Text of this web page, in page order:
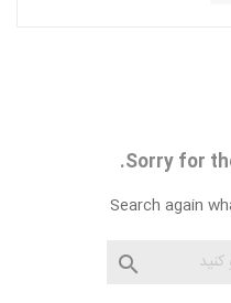
Sorry for
Search again
